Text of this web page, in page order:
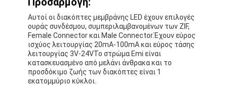
Εναλλακτικός διακόπτης μεμβράνης LCD
Χωρητικός διακόπτης μεμβρανών
Εναλλακτικός διακόπτης μεμβράνης PCB και καουτσούκ
Προστατευτική ταινία και συσκευασία χαρτιού
Αυτοί οι διακόπτες μεμβράνης LED έχουν επιλογές
ουράς συνδέσμου, συμπεριλαμβανομένων των ZIF,
Female Connector και Male Connector.Έχουν εύρος
ισχύος λειτουργίας 20mA-100mA και εύρος τάσης
λειτουργίας 3V-24VΤο στρώμα Emi είναι
κατασκευασμένο από μελάνι άνθρακα και το
προσδόκιμο ζωής των διακόπτες είναι 1
εκατομμύριο κύκλοι.